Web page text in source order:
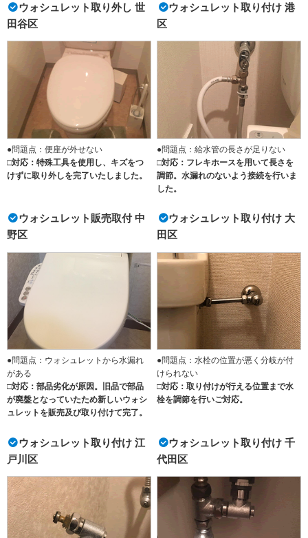
ウォシュレット取り外し 世
田谷区
●問題点：便座が外せない
□対応：特殊工具を使用し、キズをつ
けずに取り外しを完了いたしました。
ウォシュレット取り付け 港
区
●問題点：給水管の長さが足りない
□対応：フレキホースを用いて長さを
調節。水漏れのないよう接続を行いま
した。
ウォシュレット販売取付 中
野区
●問題点：ウォシュレットから水漏れ
がある
□対応：部品劣化が原因。旧品で部品
が廃盤となっていたため新しいウォシ
ュレットを販売及び取り付けて完了。
ウォシュレット取り付け 大
田区
●問題点：水栓の位置が悪く分岐が付
けられない
□対応：取り付けが行える位置まで水
栓を調節を行いご対応。
ウォシュレット取り付け 江
戸川区
ウォシュレット取り付け 千
代田区